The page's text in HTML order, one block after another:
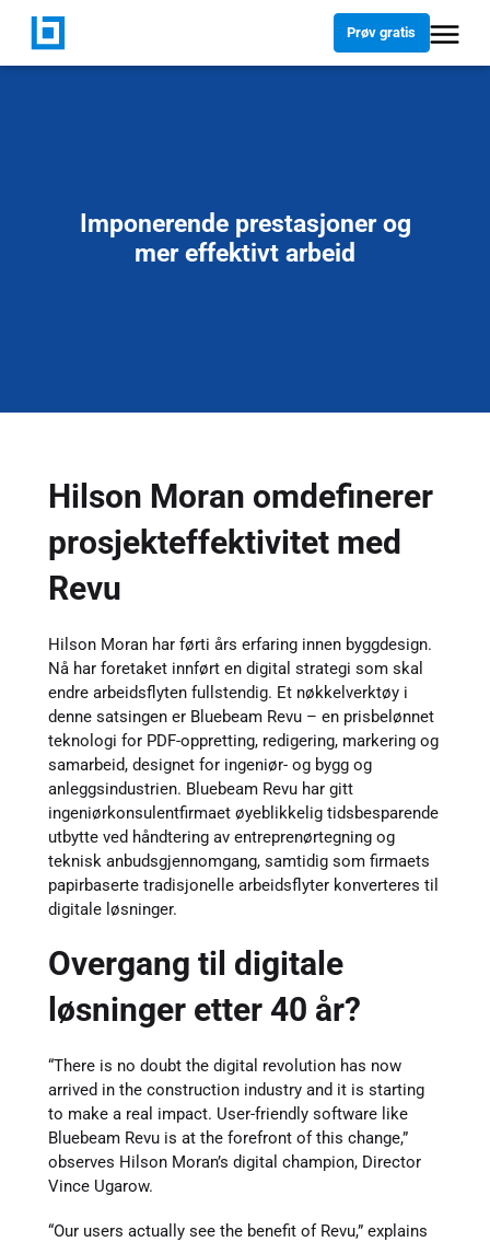
Prøv gratis
Imponerende prestasjoner og
mer effektivt arbeid
Hilson Moran omdefinerer
prosjekteffektivitet med
Revu
Hilson Moran har førti års erfaring innen byggdesign.
Nå har foretaket innført en digital strategi som skal
endre arbeidsflyten fullstendig. Et nøkkelverktøy i
denne satsingen er Bluebeam Revu – en prisbelønnet
teknologi for PDF-oppretting, redigering, markering og
samarbeid, designet for ingeniør- og bygg og
anleggsindustrien. Bluebeam Revu har gitt
ingeniørkonsulentfirmaet øyeblikkelig tidsbesparende
utbytte ved håndtering av entreprenørtegning og
teknisk anbudsgjennomgang, samtidig som firmaets
papirbaserte tradisjonelle arbeidsflyter konverteres til
digitale løsninger.
Overgang til digitale
løsninger etter 40 år?
“There is no doubt the digital revolution has now
arrived in the construction industry and it is starting
to make a real impact. User-friendly software like
Bluebeam Revu is at the forefront of this change,”
observes Hilson Moran’s digital champion, Director
Vince Ugarow.
“Our users actually see the benefit of Revu,” explains